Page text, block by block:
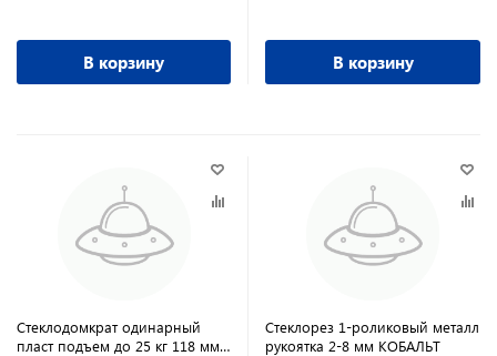
В корзину В корзину
Стеклодомкрат одинарный
пласт подъем до 25 кг 118 мм
Стеклорез 1-роликовый металл
рукоятка 2-8 мм КОБАЛЬТ